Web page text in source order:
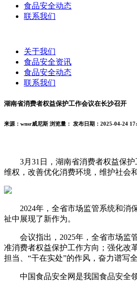
食品安全动态
联系我们
关于我们
食品安全资讯
食品安全动态
联系我们
湖南省消费者权益保护工作会议在长沙召开
来源：wnsr威尼斯 浏览量： 发布日期：2025-04-24
3月31日，湖南省消费者权益保护
维权，改善优化消费环境，维护社会
2024年，全省市场监管系统和消保
祉中展现了新作为。
会议指出，2025年，全省市场监管
准消费者权益保护工作方向；强化改
担当、“干在实处”的作风，奋力谱写
中国食品安全网是我国食品安全领